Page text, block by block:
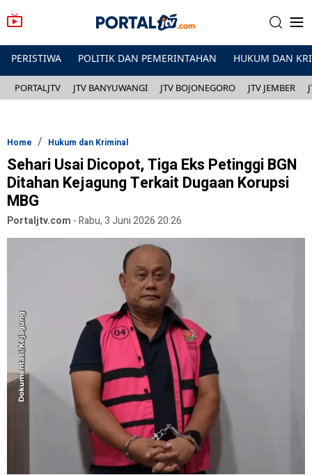
PERISTIWA POLITIK DAN PEMERINTAHAN HUKUM DAN
PORTALJTV JTV BANYUWANGI JTV BOJONEGORO JTV JEMBER
Home Hukum dan Kriminal
Sehari Usai Dicopot, Tiga Eks Petinggi BGN
Ditahan Kejagung Terkait Dugaan Korupsi
MBG
Portaljtv.com -Rabu, 3 Juni 2026 20:26